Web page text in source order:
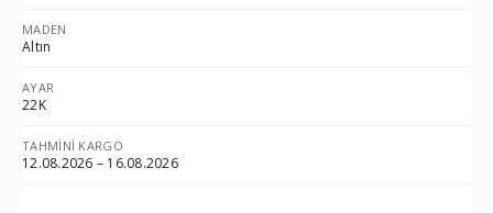
MADEN
Altın
AYAR
22K
TAHMINI KARGO
12.08.2026 – 16.08.2026